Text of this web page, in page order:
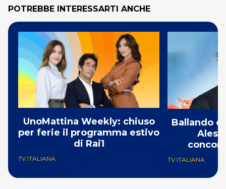
POTREBBE INTERESSARTI ANCHE
UnoMattina Weekly: chiuso
per ferie il programma estivo
di Rai1
TV ITALIANA
Ballando
TV ITALIANA